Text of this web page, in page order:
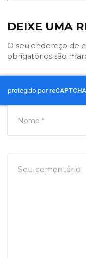
DEIXE UMA
O seu endereço de
obrigatórios são